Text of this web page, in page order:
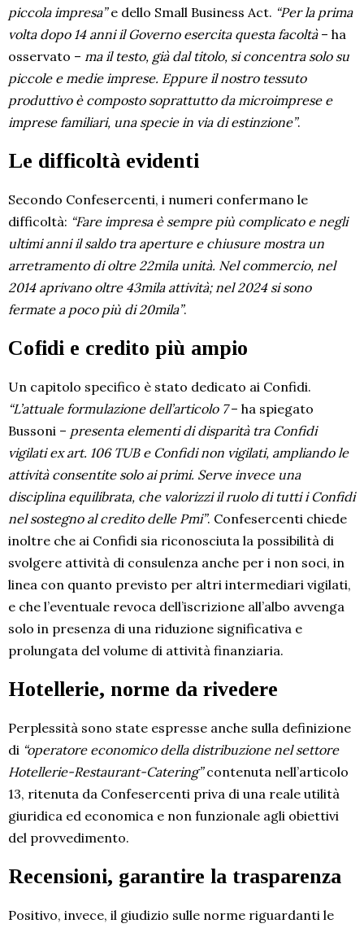
piccola impresa”e dello Small Business Act. “Per la prima
volta dopo 14 anni il Governo esercita questa facoltà– ha
osservato – ma il testo, già dal titolo, si concentra solo su
piccole e medie imprese. Eppure il nostro tessuto
produttivo è composto soprattutto da microimprese e
imprese familiari, una specie in via di estinzione”.
Le difficoltà evidenti
Secondo Confesercenti, i numeri confermano le
difficoltà: “Fare impresa è sempre più complicato e negli
ultimi anni il saldo tra aperture e chiusure mostra un
arretramento di oltre 22mila unità. Nel commercio, nel
2014 aprivano oltre 43mila attività; nel 2024 si sono
fermate a poco più di 20mila”.
Cofidi e credito più ampio
Un capitolo specifico è stato dedicato ai Confidi.
“L’attuale formulazione dell’articolo 7– ha spiegato
Bussoni – presenta elementi di disparità tra Confidi
vigilati ex art. 106 TUB e Confidi non vigilati, ampliando le
attività consentite solo ai primi. Serve invece una
disciplina equilibrata, che valorizzi il ruolo di tutti i Confidi
nel sostegno al credito delle Pmi”. Confesercenti chiede
inoltre che ai Confidi sia riconosciuta la possibilità di
svolgere attività di consulenza anche per i non soci, in
linea con quanto previsto per altri intermediari vigilati,
e che l’eventuale revoca dell’iscrizione all’albo avvenga
solo in presenza di una riduzione significativa e
prolungata del volume di attività finanziaria.
Hotellerie, norme da rivedere
Perplessità sono state espresse anche sulla definizione
di “operatore economico della distribuzione nel settore
Hotellerie-Restaurant-Catering”contenuta nell’articolo
13, ritenuta da Confesercenti priva di una reale utilità
giuridica ed economica e non funzionale agli obiettivi
del provvedimento.
Recensioni, garantire la trasparenza
Positivo, invece, il giudizio sulle norme riguardanti le